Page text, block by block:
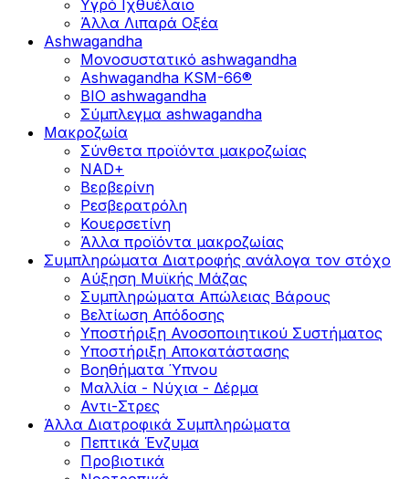
Υγρό Ιχθυέλαιο
Άλλα Λιπαρά Οξέα
Ashwagandha
Μονοσυστατικό ashwagandha
Ashwagandha KSM-66®
BIO ashwagandha
Σύμπλεγμα ashwagandha
Μακροζωία
Σύνθετα προϊόντα μακροζωίας
NAD+
Βερβερίνη
Ρεσβερατρόλη
Κουερσετίνη
Άλλα προϊόντα μακροζωίας
Συμπληρώματα Διατροφής ανάλογα τον στόχο
Αύξηση Μυϊκής Μάζας
Συμπληρώματα Aπώλειας Βάρους
Βελτίωση Απόδοσης
Υποστήριξη Ανοσοποιητικού Συστήματος
Yποστήριξη Αποκατάστασης
Βοηθήματα Ύπνου
Μαλλία - Νύχια - Δέρμα
Αντι-Στρες
Άλλα Διατροφικά Συμπληρώματα
Πεπτικά Ένζυμα
Προβιοτικά